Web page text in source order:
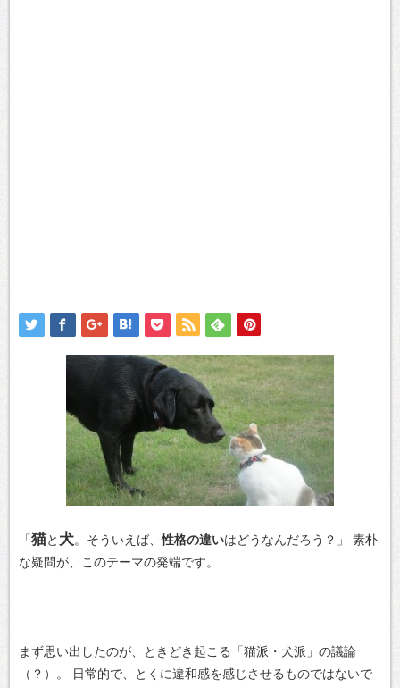
「猫と 犬。そういえば、性格の違いはどうなんだろう？」
素朴
な疑問が、このテーマの発端です。
まず思い出したのが、ときどき起こる「猫派・犬派」の議論
（？）。
日常的で、とくに違和感を感じさせるものではないで